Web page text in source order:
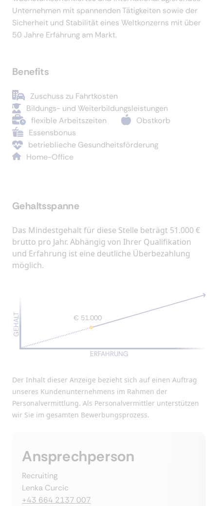
Unternehmen mit spannenden Tätigkeiten sowie der
Sicherheit und Stabilität eines Weltkonzerns mit über
50 Jahre Erfahrung am Markt.
Benefits
Zuschuss zu Fahrtkosten
Bildungs- und Weiterbildungsleistungen
flexible Arbeitszeiten
Obstkorb
Essensbonus
betrieblieche Gesundheitsförderung
Home-Office
Gehaltsspanne
Das Mindestgehalt für diese Stelle beträgt 51.000 €
brutto pro Jahr. Abhängig von Ihrer Qualifikation
und Erfahrung ist eine deutliche Überbezahlung
möglich.
GEHALT
ERFAHRUNG
€ 51.000
Der Inhalt dieser Anzeige bezieht sich auf einen Auftrag
unseres Kundenunternehmens im Rahmen der
Personalvermittlung. Als Personalvermittler unterstützen
wir Sie im gesamten Bewerbungsprozess.
Ansprechperson
Recruiting
Lenka Curcic
+43 664 2137 007